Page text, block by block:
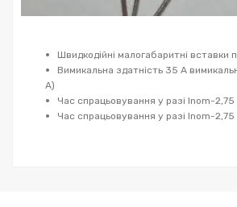
Швидкодійні малогабаритні вставки
Вимикальна здатність 35 А
А)
Час спрацьовування у разі Inom-
Час спрацьовування у разі Inom-